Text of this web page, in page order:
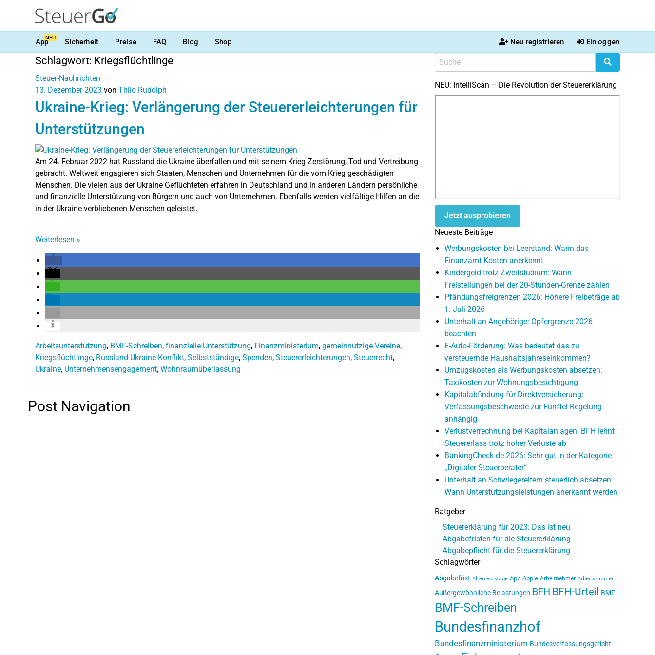
AppNEU Sicherheit Preise FAQ Blog Shop Neu registrieren Einloggen
Schlagwort: Kriegsflüchtlinge
Steuer-Nachrichten
13. Dezember 2023 von Thilo Rudolph
Ukraine-Krieg: Verlängerung der Steuererleichterungen für
Unterstützungen
Am 24. Februar 2022 hat Russland die Ukraine überfallen und mit seinem Krieg Zerstörung, Tod und Vertreibung
gebracht. Weltweit engagieren sich Staaten, Menschen und Unternehmen für die vom Krieg geschädigten
Menschen. Die vielen aus der Ukraine Geflüchteten erfahren in Deutschland und in anderen Ländern persönliche
und finanzielle Unterstützung von Bürgern und auch von Unternehmen. Ebenfalls werden vielfältige Hilfen an die
in der Ukraine verbliebenen Menschen geleistet.
Weiterlesen »
Arbeitsunterstützung, BMF-Schreiben, finanzielle Unterstützung, Finanzministerium, gemeinnützige Vereine,
Kriegsflüchtlinge, Russland-Ukraine-Konflikt, Selbstständige, Spenden, Steuererleichterungen, Steuerrecht,
Ukraine, Unternehmensengagement, Wohnraumüberlassung
Post Navigation
NEU: IntelliScan – Die Revolution der Steuererklärung
Jetzt ausprobieren
Neueste Beiträge
Werbungskosten bei Leerstand: Wann das
Finanzamt Kosten anerkennt
Kindergeld trotz Zweitstudium: Wann
Freistellungen bei der 20-Stunden-Grenze zählen
Pfändungsfreigrenzen 2026: Höhere Freibeträge ab
1. Juli 2026
Unterhalt an Angehörige: Opfergrenze 2026
beachten
E-Auto-Förderung: Was bedeutet das zu
versteuernde Haushaltsjahreseinkommen?
Umzugskosten als Werbungskosten absetzen:
Taxikosten zur Wohnungsbesichtigung
Kapitalabfindung für Direktversicherung:
Verfassungsbeschwerde zur Fünftel-Regelung
anhängig
Verlustverrechnung bei Kapitalanlagen: BFH lehnt
Steuererlass trotz hoher Verluste ab
BankingCheck.de 2026: Sehr gut in der Kategorie
„Digitaler Steuerberater“
Unterhalt an Schwiegereltern steuerlich absetzen:
Wann Unterstützungsleistungen anerkannt werden
Ratgeber
Steuererklärung für 2023: Das ist neu
Abgabefristen für die Steuererklärung
Abgabepflicht für die Steuererklärung
Schlagwörter
Abgabefrist Altersvorsorge App Apple Arbeitnehmer Arbeitszimmer
Außergewöhnliche Belastungen BFH BFH-Urteil BMF
BMF-Schreiben
Bundesfinanzhof
Bundesfinanzministerium Bundesverfassungsgericht